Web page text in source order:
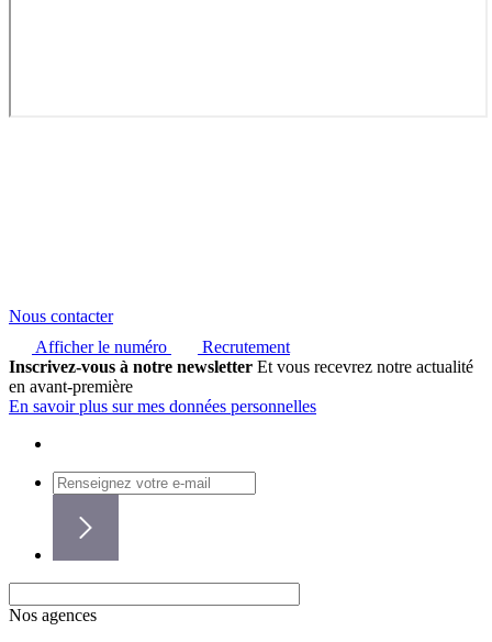
Nous contacter
Afficher le numéro
Recrutement
Inscrivez-vous à notre newsletter Et vous recevrez notre actualité
en avant-première
En savoir plus sur mes données personnelles
Nos agences